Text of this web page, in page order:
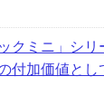
クミニ」シ
付加価値とし